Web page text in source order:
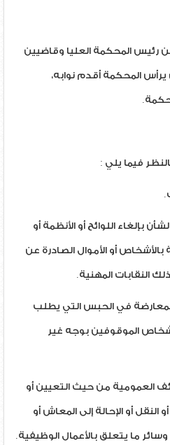
رئيس المحكمة العليا وقاضيين
المحكمة أقدم نوابه،
فيما يلي :
بإلغاء اللوائح أو الأنظمة أو
بالأشخاص أو الأموال الصادرة عن
النقابات المهنية.
في الحبس التي يطلب
الموقوفين بوجه غير
العمومية من حيث التعيين أو
النقل أو الإحالة إلى المعاش أو
وسائر ما يتعلق بالأعمال الوظيفية.